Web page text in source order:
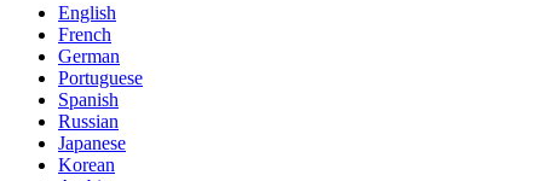
English
French
German
Portuguese
Spanish
Russian
Japanese
Korean